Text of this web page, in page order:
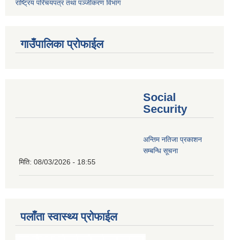
राष्ट्रिय परिचयपत्र तथा पञ्‍जीकरण विभाग
गाउँपालिका प्रोफाईल
Social
Security
अन्तिम नतिजा प्रकाशन
सम्बन्धि सूचना
मिति: 08/03/2026 - 18:55
पलाँता स्वास्थ्य प्रोफाईल